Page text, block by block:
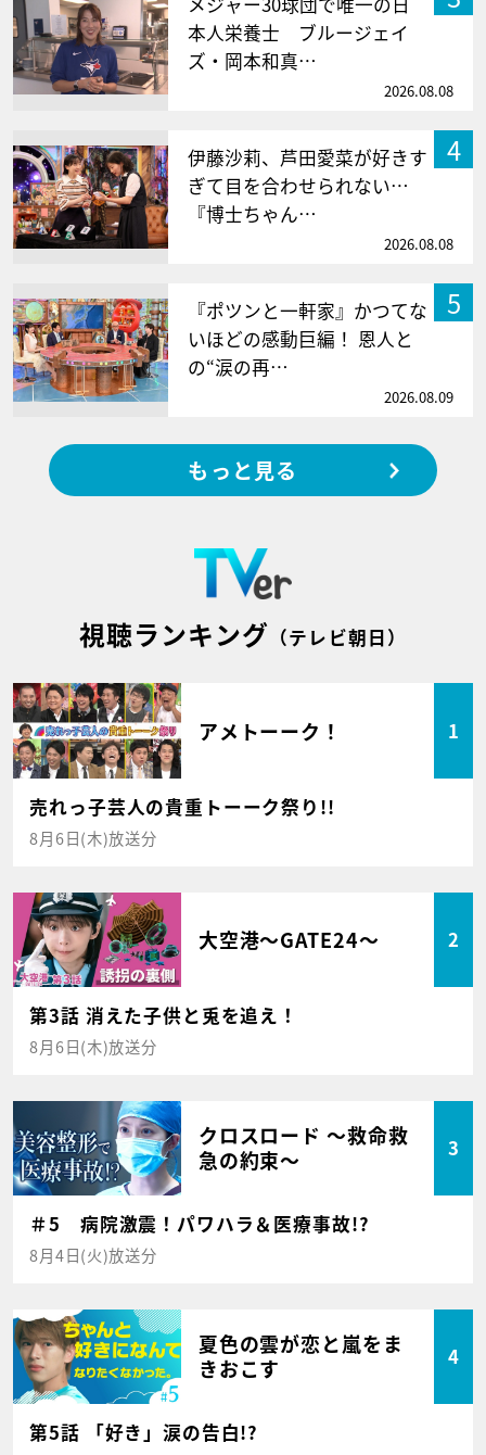
本人栄養士 ブルージェイ
ズ・岡本和真…
2026.08.08
4
伊藤沙莉、芦田愛菜が好きす
ぎて目を合わせられない…
『博士ちゃん…
2026.08.08
5
『ポツンと一軒家』かつてな
いほどの感動巨編！ 恩人と
の“涙の再…
2026.08.09
もっと見る
視聴ランキング （テレビ朝日）
アメトーーク！ 1
売れっ子芸人の貴重トーーク祭り!!
8月6日(木)放送分
大空港～GATE24～ 2
第3話 消えた子供と兎を追え！
8月6日(木)放送分
クロスロード ～救命救
急の約束～
3
＃5 病院激震！パワハラ＆医療事故!?
8月4日(火)放送分
夏色の雲が恋と嵐をま
きおこす
4
第5話 「好き」涙の告白!?